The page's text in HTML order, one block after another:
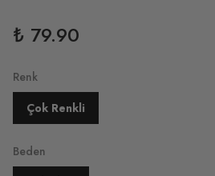
₺ 79.90
Renk
Çok Renkli
Beden